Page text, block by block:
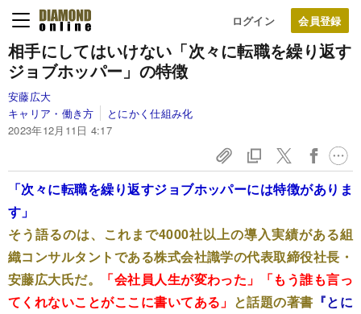
ログイン
相手にしてはいけない「次々に転職を繰り返す
ジョブホッパー」の特徴
安藤広大
キャリア・働き方
とにかく仕組み化
2023年12月11日 4:17
「次々に転職を繰り返すジョブホッパーには特徴がありま
す」
そう語るのは、これまで4000社以上の導入実績がある組
織コンサルタントである株式会社識学の代表取締役社長・
安藤広大氏だ。
「会社員人生が変わった」「もう誰も言っ
てくれないことがここに書いてある」 と話題の著書 『とに